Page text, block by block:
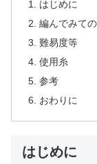
はじめに
編んでみて
難易度等
使用糸
参考
おわりに
はじめに